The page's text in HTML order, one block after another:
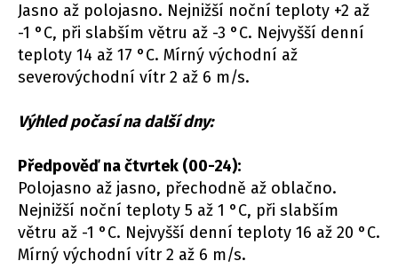
Jasno až polojasno. Nejnižší noční teploty +2 až
-1 °C, při slabším větru až -3 °C. Nejvyšší denní
teploty 14 až 17 °C. Mírný východní až
severovýchodní vítr 2 až 6 m/s.
Výhled počasí na další dny:
Předpověď na čtvrtek (00-24):
Polojasno až jasno, přechodně až oblačno.
Nejnižší noční teploty 5 až 1 °C, při slabším
větru až -1 °C. Nejvyšší denní teploty 16 až 20 °C.
Mírný východní vítr 2 až 6 m/s.